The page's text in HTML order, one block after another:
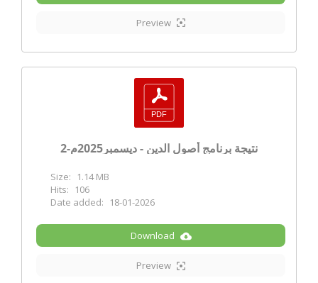
Preview
نتيجة برنامج أصول الدين - ديسمبر2025م-2
Size:
1.14 MB
Hits:
106
Date added:
18-01-2026
Download
Preview